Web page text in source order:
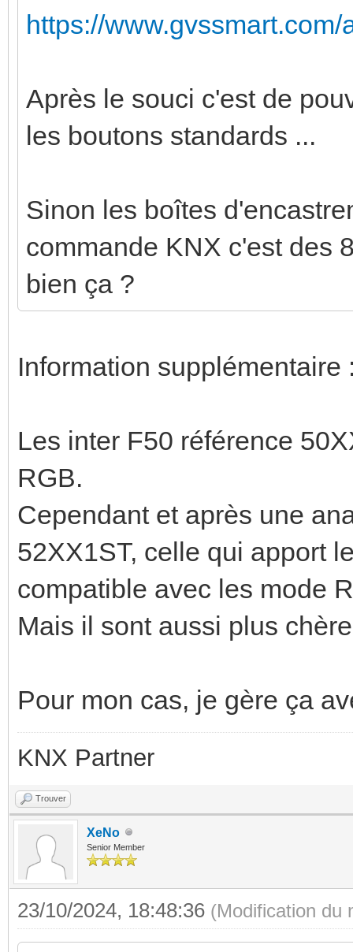
https://
Après le souci c'est de
les boutons standards ...
Sinon les boîtes
commande KNX c'est des
bien ça ?
Information supplémentaire
Les inter F50 référence
RGB.
Cependant et après une
52XX1ST, celle qui apport
compatible avec les mode
Mais il sont aussi plus
Pour mon cas, je gère ça
KNX Partner
Trouver
XeNo
Senior Member
23/10/2024, 18:48:36 (Modification du